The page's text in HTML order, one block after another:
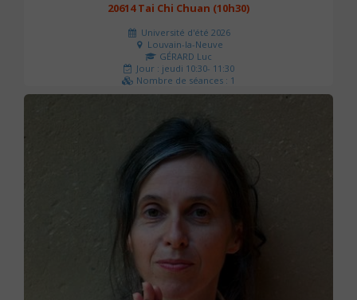
20614 Tai Chi Chuan (10h30)
Université d'été 2026
Louvain-la-Neuve
GÉRARD Luc
Jour : jeudi 10:30- 11:30
Nombre de séances : 1
0 €